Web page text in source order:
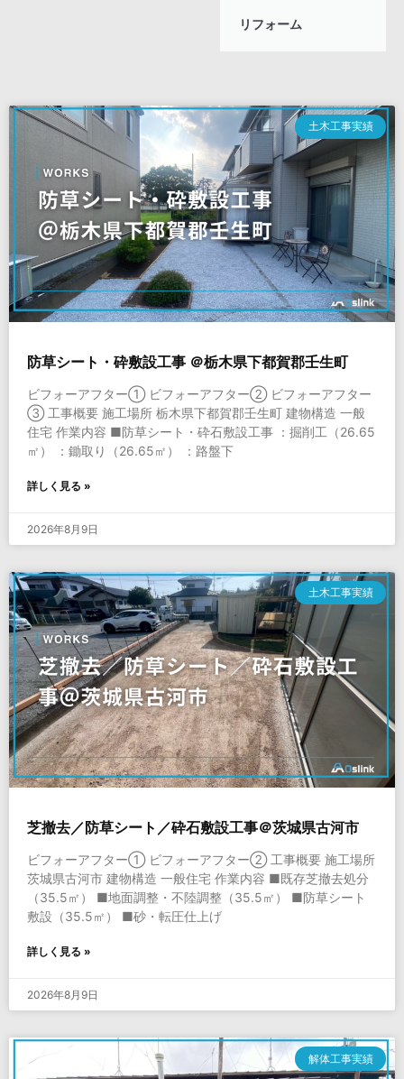
リフォーム
土木工事実績
防草シート・砕敷設工事 ＠栃木県下都賀郡壬生町
ビフォーアフター① ビフォーアフター② ビフォーアフター
③ 工事概要 施工場所 栃木県下都賀郡壬生町 建物構造 一般
住宅 作業内容 ■防草シート・砕石敷設工事 ：掘削工（26.65
㎡） ：鋤取り（26.65㎡） ：路盤下
詳しく見る »
2026年8月9日
土木工事実績
芝撤去／防草シート／砕石敷設工事＠茨城県古河市
ビフォーアフター① ビフォーアフター② 工事概要 施工場所
茨城県古河市 建物構造 一般住宅 作業内容 ■既存芝撤去処分
（35.5㎡） ■地面調整・不陸調整（35.5㎡） ■防草シート
敷設（35.5㎡） ■砂・転圧仕上げ
詳しく見る »
2026年8月9日
解体工事実績